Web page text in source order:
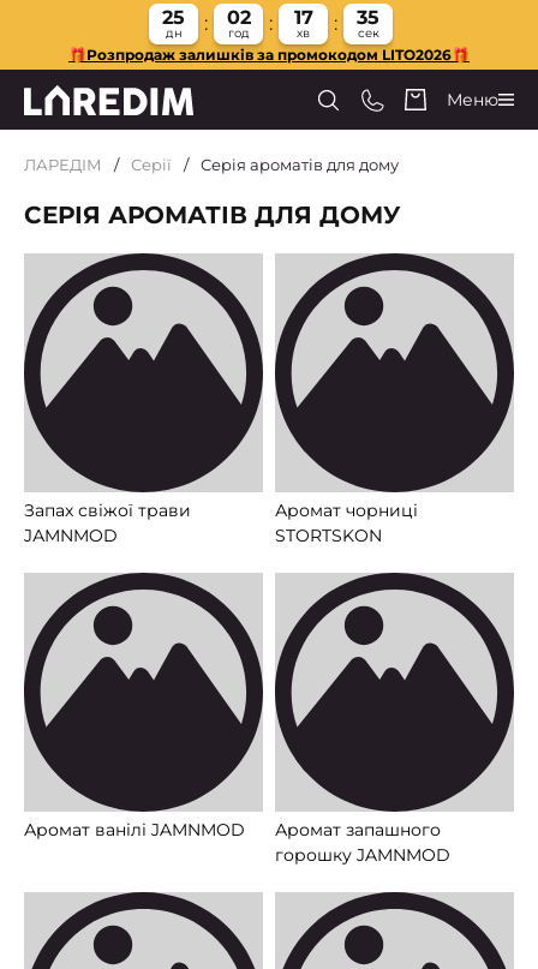
25
дн
02
год
17
хв
34
сек
🎁Розпродаж залишків за промокодом LITO2026🎁
Меню
ЛАРЕДІМ Серії Серія ароматів для дому
СЕРІЯ АРОМАТІВ ДЛЯ ДОМУ
Запах свіжої трави
JАMNMOD
Аромат чорниці
STORTSKON
Аромат ванілі JAMNMOD
Аромат запашного
горошку JAMNMOD